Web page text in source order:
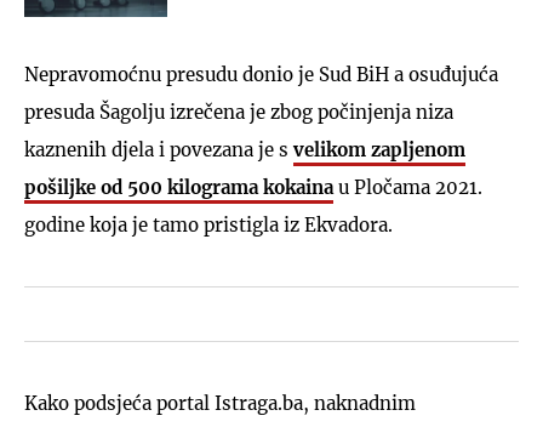
Nepravomoćnu presudu donio je Sud BiH a osuđujuća
presuda Šagolju izrečena je zbog počinjenja niza
kaznenih djela i povezana je svelikom zapljenom
pošiljke od 500 kilograma kokaina u Pločama 2021.
godine koja je tamo pristigla iz Ekvadora.
Kako podsjeća portal Istraga.ba, naknadnim